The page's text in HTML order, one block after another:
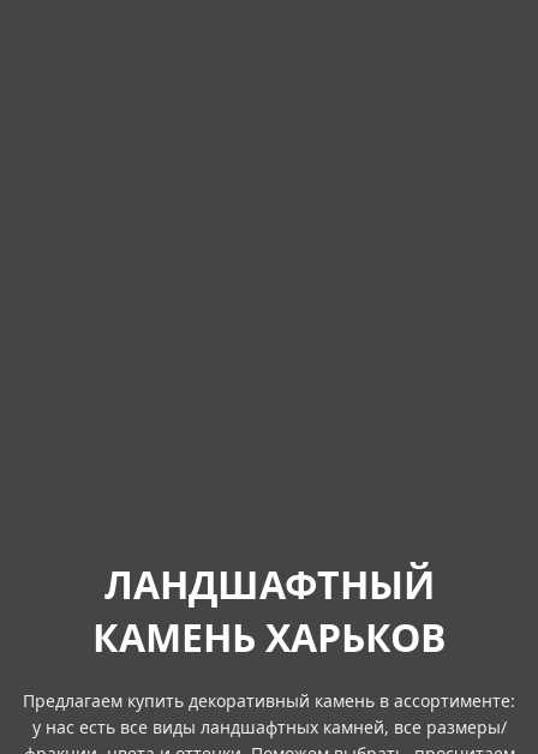
ЛАНДШАФТНЫЙ
КАМЕНЬ ХАРЬКОВ
Предлагаем купить декоративный камень в ассортименте:
у нас есть все виды ландшафтных камней, все размеры/